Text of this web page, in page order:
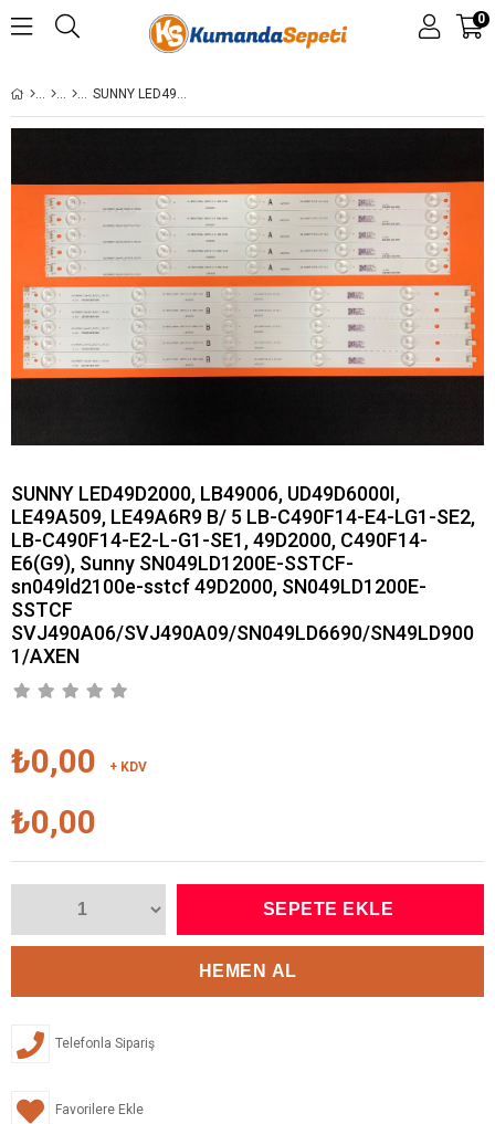
0
SUNNY LED49D2000, LB49006, UD49D6000I, LE49A509, LE49A6R9 B/ 5 LB-C490F14-E4-LG1-SE2, LB-C490F14-E2-L-G1-SE1, 49D2000, C490F14-E6(G9), SUNNY SN049LD1200E-SSTCF- SN049LD2100E-SSTCF 49D2000, SN049LD1200E-SSTCF SVJ490A06/SVJ490A09/SN049LD6690/SN49LD9001/AXEN
SUNNY LED49D2000, LB49006, UD49D6000I,
LE49A509, LE49A6R9 B/ 5 LB-C490F14-E4-LG1-SE2,
LB-C490F14-E2-L-G1-SE1, 49D2000, C490F14-
E6(G9), Sunny SN049LD1200E-SSTCF-
sn049ld2100e-sstcf 49D2000, SN049LD1200E-
SSTCF
SVJ490A06/SVJ490A09/SN049LD6690/SN49LD900
1/AXEN
₺0,00 + KDV
₺0,00
Telefonla Sipariş
Favorilere Ekle